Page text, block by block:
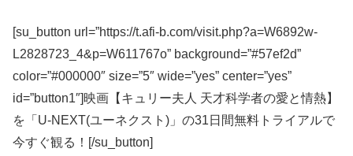
[su_button url=”https://t.afi-b.com/visit.php?a=W6892w-
L2828723_4&p=W611767o” background=”#57ef2d”
color=”#000000″ size=”5″ wide=”yes” center=”yes”
id=”button1″]映画【キュリー夫人 天才科学者の愛と情熱】
を「U-NEXT(ユーネクスト)」の31日間無料トライアルで
今すぐ観る！[/su_button]